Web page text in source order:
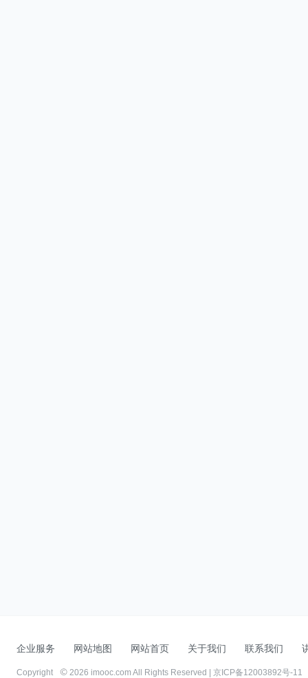
企业服务 网站地图 网站首页 关于我们 联系我们
Copyright 2026 imooc.com All Rights Reserved | 京ICP备12003892号-11